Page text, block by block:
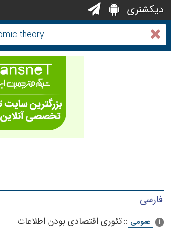
دیکشنری
فارسی
1 عمومی :: تئوری اقتصادی بودن اطلاعات